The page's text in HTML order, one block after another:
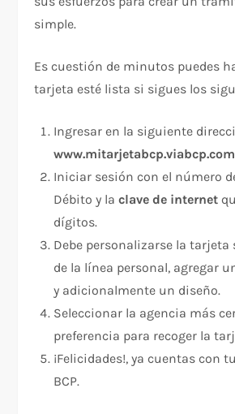
simple.
Es cuestión de minutos puedes
tarjeta esté lista si sigues los
Ingresar en la siguiente
Iniciar sesión con el número
Débito y laclave de internet
dígitos.
Debe personalizarse la tarjeta
de la línea personal, agregar
y adicionalmente un diseño.
Seleccionar la agencia más
preferencia para recoger la
¡Felicidades!, ya cuentas con
BCP.